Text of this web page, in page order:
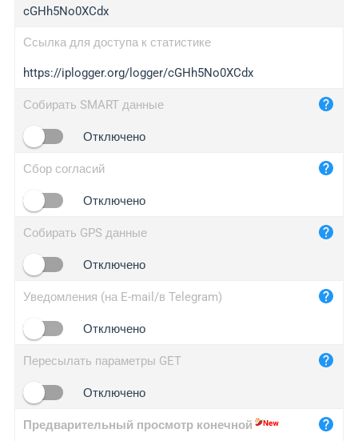
ed.tc
iplogger.com
maper.info
2no.co
yip.su
iplogger.info
cGHh5No0XCdx
Ссылка для доступа к статистике
https://iplogger.org/logger/cGHh5No0XCdx
Собирать SMART данные
Отключено
Сбор согласий
Отключено
Собирать GPS данные
Отключено
Уведомления (на E-mail/в Telegram)
Отключено
Пересылать параметры GET
Отключено
Предварительный просмотр конечной